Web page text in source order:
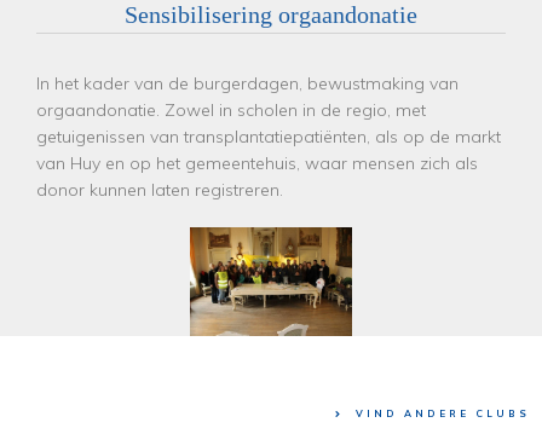
Sensibilisering orgaandonatie
In het kader van de burgerdagen, bewustmaking van
orgaandonatie. Zowel in scholen in de regio, met
getuigenissen van transplantatiepatiënten, als op de markt
van Huy en op het gemeentehuis, waar mensen zich als
donor kunnen laten registreren.
VIND ANDERE CLUBS